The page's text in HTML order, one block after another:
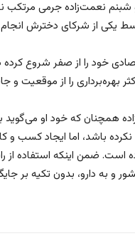
شبنم نعمت‌زاده جرمی
یکی از شرکای دخترش
خود را از صفر شروع
را از موقعیت و
همچنان که خود او
باشد، اما ایجاد کسب و
است. ضمن اینکه استفاده از
و به دارو، بدون تکیه بر